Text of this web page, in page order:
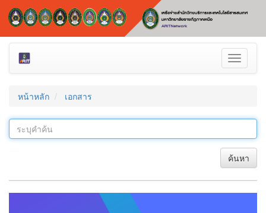
Toggle
หน้าหลัก เอกสาร
ค้นหา